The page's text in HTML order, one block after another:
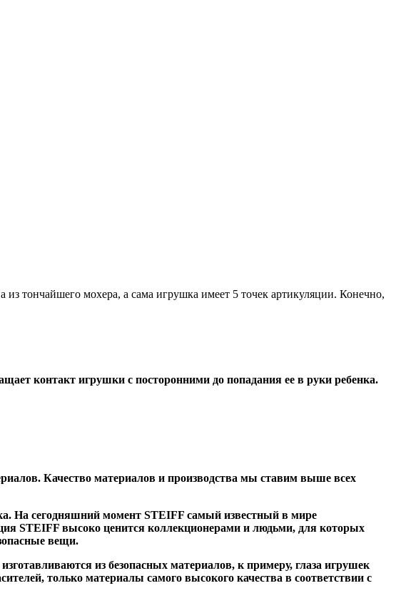
тончайшего мохера, а сама игрушка имеет 5 точек артикуляции. Конечно,
контакт игрушки с посторонними до попадания ее в руки ребенка.
Качество материалов и производства мы ставим выше всех
На сегодняшний момент STEIFF самый известный в мире
STEIFF высоко ценится коллекционерами и людьми, для которых
вещи.
из безопасных материалов, к примеру, глаза игрушек
только материалы самого высокого качества в соответствии с